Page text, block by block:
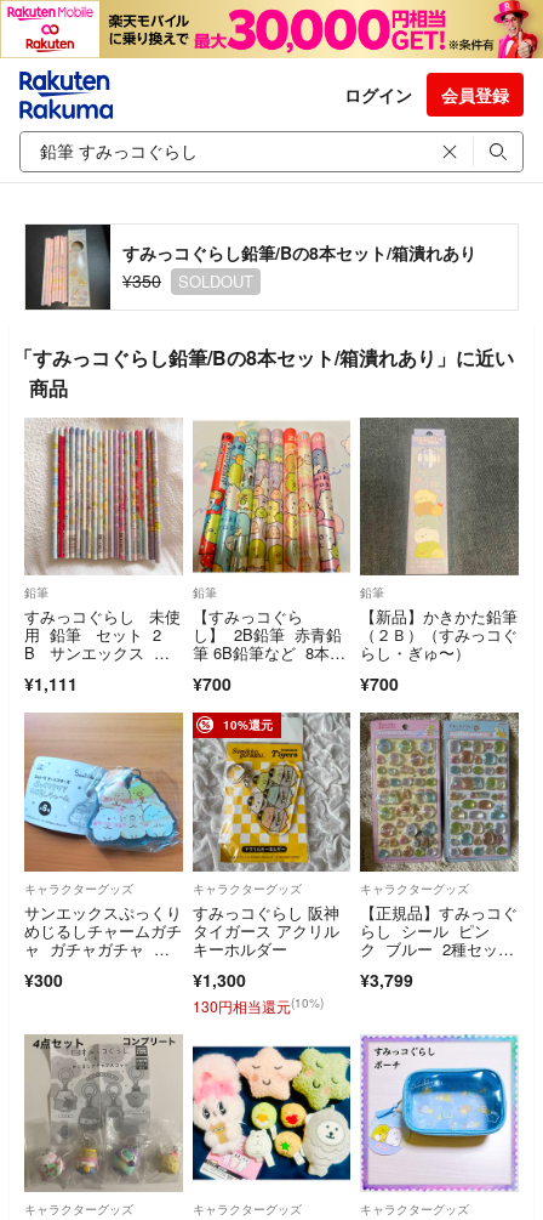
ログイン 会員登録
すみっコぐらし鉛筆/Bの8本セット/箱潰れあり
¥350
SOLDOUT
「すみっコぐらし鉛筆/Bの8本セット/箱潰れあり」に近い
商品
鉛筆
すみっコぐらし 未使
用 鉛筆 セット 2
B サンエックス 消
インボー鉛筆 すみっ
コ
¥1,111
鉛筆
【すみっコぐら
し】 2B鉛筆 赤青鉛
筆 6B鉛筆など 8本セ
¥700
鉛筆
【新品】かきかた鉛筆
（２Ｂ）（すみっコぐ
らし・ぎゅ〜）
¥700
キャラクターグッズ
サンエックスぷっくり
めじるしチャームガチ
ャ ガチャガチャ す
¥300
10%還元
キャラクターグッズ
すみっコぐらし 阪神
タイガース アクリル
キーホルダー
¥1,300
130円相当還元(10%)
キャラクターグッズ
【正規品】すみっコぐ
らし シール ピン
ク ブルー 2種セッ
シール ポップアップ
¥3,799
キャラクターグッズ キャラクターグッズ キャラクターグッズ